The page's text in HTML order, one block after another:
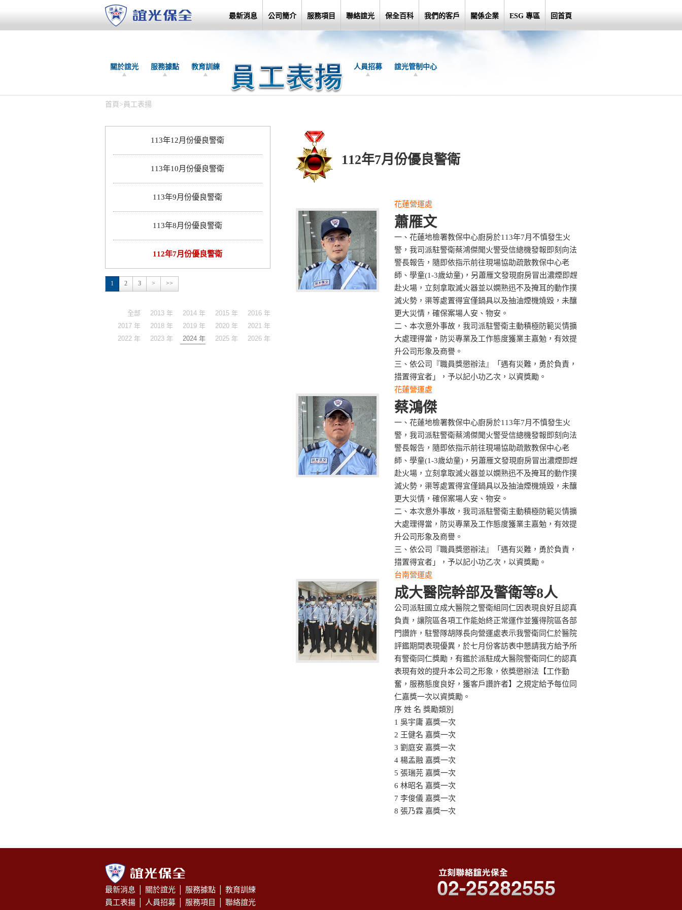
最新消息 公司簡介 服務項目 聯絡誼光 保全百科 我們的客戶 關係企業 ESG 專區 回首頁
關於誼光 服務據點 教育訓練 人員招募 誼光管制中心
首頁 > 員工表揚
113年12月份優良警衛
113年10月份優良警衛
113年9月份優良警衛
113年8月份優良警衛
112年7月份優良警衛
1 2 3 > >>
全部 2013 年 2014 年 2015 年
2016 年
2017 年
2018 年 2019 年 2020 年
2021 年
2022 年
2023 年 2024 年 2025 年 2026 年
112年7月份優良警衛
花蓮營運處
蕭雁文
一、花蓮地檢署教保中心廚房於113年7月不慎發生火
警，我司派駐警衛蔡鴻傑聞火警受信總機發報即刻向法
警長報告，隨即依指示前往現場協助疏散教保中心老
師、學童(1-3歲幼童)，另蕭雁文發現廚房冒出濃煙即趕
赴火場，立刻拿取滅火器並以嫻熟迅不及掩耳的動作撲
滅火勢，渠等處置得宜僅鍋具以及抽油煙機燒毀，未釀
更大災情，確保案場人安、物安。
二、本次意外事故，我司派駐警衛主動積極防範災情擴
大處理得當，防災專業及工作態度獲業主嘉勉，有效提
升公司形象及商譽。
三、依公司『職員獎懲辦法』「遇有災難，勇於負責，
措置得宜者」，予以記小功乙次，以資獎勵。
花蓮營運處
蔡鴻傑
一、花蓮地檢署教保中心廚房於113年7月不慎發生火
警，我司派駐警衛蔡鴻傑聞火警受信總機發報即刻向法
警長報告，隨即依指示前往現場協助疏散教保中心老
師、學童(1-3歲幼童)，另蕭雁文發現廚房冒出濃煙即趕
赴火場，立刻拿取滅火器並以嫻熟迅不及掩耳的動作撲
滅火勢，渠等處置得宜僅鍋具以及抽油煙機燒毀，未釀
更大災情，確保案場人安、物安。
二、本次意外事故，我司派駐警衛主動積極防範災情擴
大處理得當，防災專業及工作態度獲業主嘉勉，有效提
升公司形象及商譽。
三、依公司『職員獎懲辦法』「遇有災難，勇於負責，
措置得宜者」，予以記小功乙次，以資獎勵。
台南營運處
成大醫院幹部及警衛等8人
公司派駐國立成大醫院之警衛組同仁因表現良好且認真
負責，讓院區各項工作能始終正常運作並獲得院區各部
門讚許，駐警隊胡隊長向營運處表示我警衛同仁於醫院
評鑑期間表現優異，於七月份客訪表中懇請我方給予所
有警衛同仁獎勵，有鑑於派駐成大醫院警衛同仁的認真
表現有效的提升本公司之形象，依獎懲辦法【工作勤
奮，服務態度良好，獲客戶讚許者】之規定給予每位同
仁嘉獎一次以資獎勵。
序 姓 名 獎勵類別
1 吳宇庸 嘉獎一次
2 王健名 嘉獎一次
3 劉庭安 嘉獎一次
4 楊孟融 嘉獎一次
5 張瑞芫 嘉獎一次
6 林昭名 嘉獎一次
7 李俊儀 嘉獎一次
8 張乃霖 嘉獎一次
最新消息 關於誼光 服務據點
教育訓練
員工表揚
人員招募 服務項目 聯絡誼光